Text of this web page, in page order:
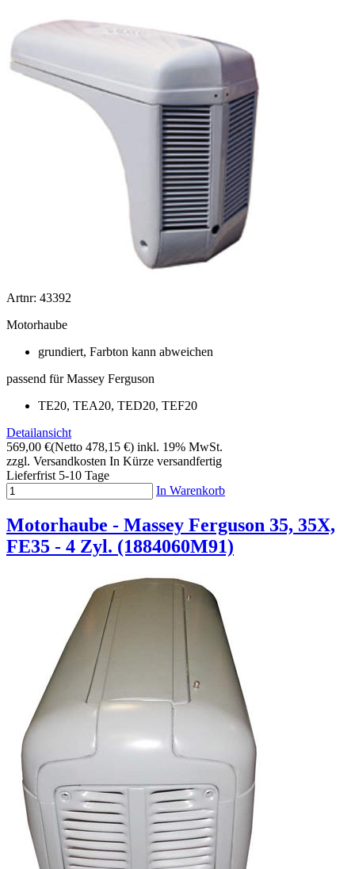
Artnr: 43392
Motorhaube
grundiert, Farbton kann abweichen
passend für Massey Ferguson
TE20, TEA20, TED20, TEF20
Detailansicht
569,00 €(Netto 478,15 €) inkl. 19% MwSt.
zzgl. Versandkosten In Kürze versandfertig
Lieferfrist 5-10 Tage
In Warenkorb
Motorhaube - Massey Ferguson 35, 35X,
FE35 - 4 Zyl. (1884060M91)